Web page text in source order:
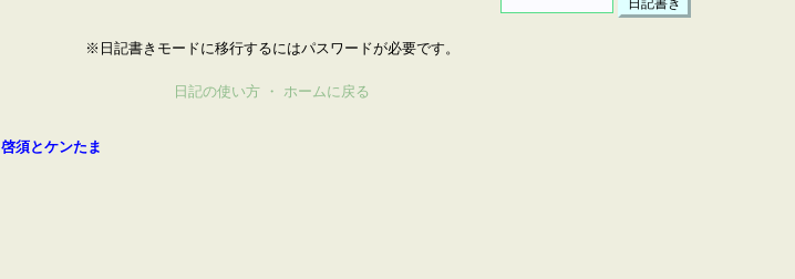
※日記書きモードに移行するにはパスワードが必要です。
日記の使い方 ・ ホームに戻る
啓須とケンたま